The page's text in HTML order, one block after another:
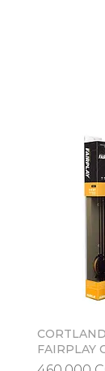
Vista
CORTLAND
FAIRPLAY